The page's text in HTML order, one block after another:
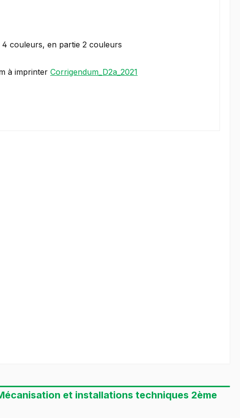
4 couleurs, en partie 2 couleurs
à imprinter Corrigendum_D2a_2021
et installations techniques 2ème